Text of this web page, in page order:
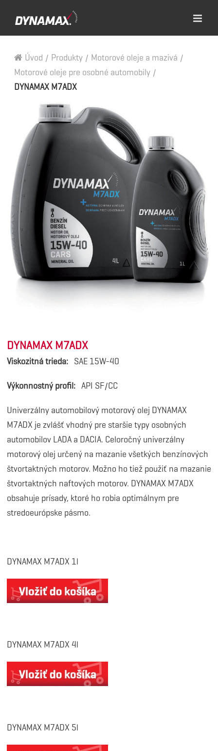
Úvod / Produkty / Motorové oleje a mazivá /
Motorové oleje pre osobné automobily /
DYNAMAX M7ADX
DYNAMAX M7ADX
Viskozitná trieda: SAE 15W-40
Výkonnostný profil: API SF/CC
Univerzálny automobilový motorový olej DYNAMAX
M7ADX je zvlášť vhodný pre staršie typy osobných
automobilov LADA a DACIA. Celoročný univerzálny
motorový olej určený na mazanie všetkých benzínových
štvortaktných motorov. Možno ho tiež použiť na mazanie
štvortaktných naftových motorov. DYNAMAX M7ADX
obsahuje prísady, ktoré ho robia optimálnym pre
stredoeurópske pásmo.
DYNAMAX M7ADX 1l
DYNAMAX M7ADX 4l
DYNAMAX M7ADX 5l